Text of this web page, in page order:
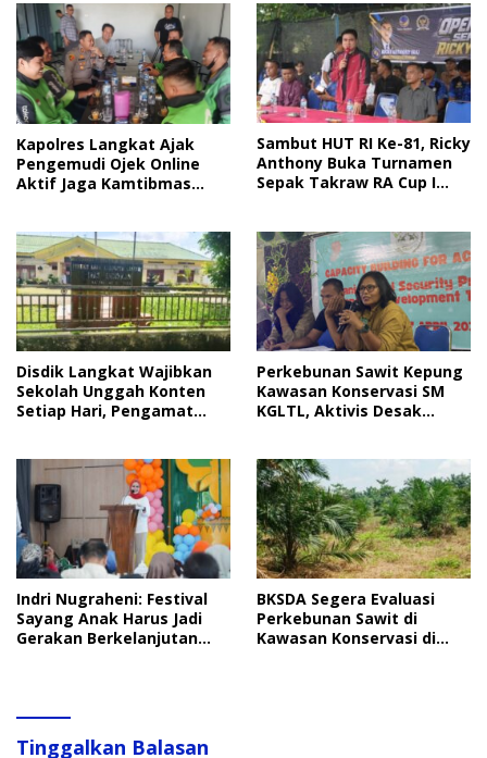
Kapolres Langkat Ajak
Pengemudi Ojek Online
Aktif Jaga Kamtibmas
Sambut HUT RI Ke-81, Ricky
Anthony Buka Turnamen
Sepak Takraw RA Cup I
Disdik Langkat Wajibkan
Sekolah Unggah Konten
Setiap Hari, Pengamat
Perkebunan Sawit Kepung
Kawasan Konservasi SM
KGLTL, Aktivis Desak
Indri Nugraheni: Festival
Sayang Anak Harus Jadi
Gerakan Berkelanjutan
BKSDA Segera Evaluasi
Perkebunan Sawit di
Kawasan Konservasi di
Tinggalkan Balasan